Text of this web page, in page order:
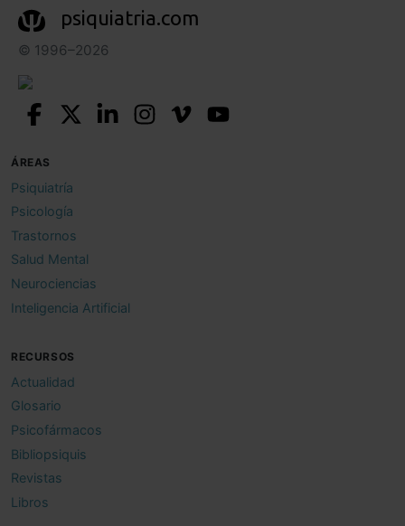
psiquiatria.com
© 1996–2026
ÁREAS
Psiquiatría
Psicología
Trastornos
Salud Mental
Neurociencias
Inteligencia Artificial
RECURSOS
Actualidad
Glosario
Psicofármacos
Bibliopsiquis
Revistas
Libros